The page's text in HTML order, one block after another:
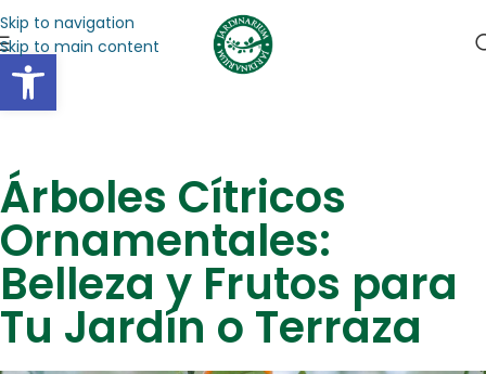
Abrir barra de herramientas
Skip to navigation
Skip to main content
Árboles Cítricos
Ornamentales:
Belleza y Frutos para
Tu Jardín o Terraza